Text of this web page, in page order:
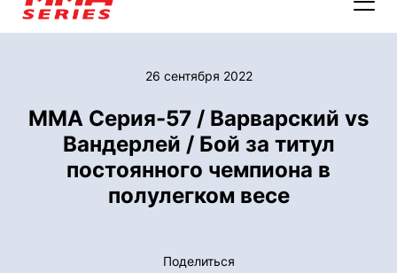
26 сентября 2022
ММА Серия-57 / Варварский vs
Вандерлей / Бой за титул
постоянного чемпиона в
полулегком весе
Поделиться